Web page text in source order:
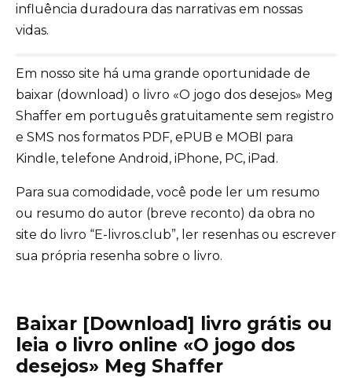
influência duradoura das narrativas em nossas
vidas.
Em nosso site há uma grande oportunidade de
baixar (download) o livro «O jogo dos desejos» Meg
Shaffer em português gratuitamente sem registro
e SMS nos formatos PDF, ePUB e MOBI para
Kindle, telefone Android, iPhone, PC, iPad.
Para sua comodidade, você pode ler um resumo
ou resumo do autor (breve reconto) da obra no
site do livro “E-livros.club”, ler resenhas ou escrever
sua própria resenha sobre o livro.
Baixar [Download] livro grátis ou
leia o livro online «O jogo dos
desejos» Meg Shaffer